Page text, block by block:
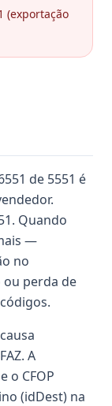
(exportação
de 5551 é
Quando
—
no
perda de
A
o CFOP
(idDest) na